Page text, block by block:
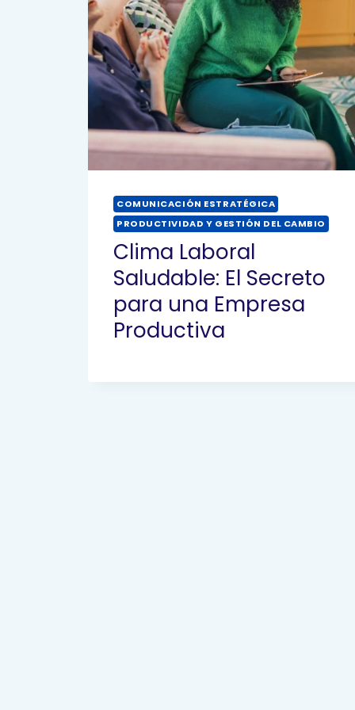
COMUNICACIÓN ESTRATÉGICA
PRODUCTIVIDAD Y GESTIÓN DEL CAMBIO
Clima Laboral
Saludable: El Secreto
para una Empresa
Productiva